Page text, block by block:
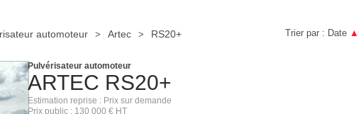
automoteur Artec RS20+ Trier par : Date ▲
ARTEC RS20+
Pulvérisateur automoteur
Estimation reprise
Prix sur demande
Prix public
130 000 € HT